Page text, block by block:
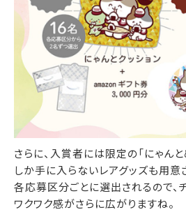
さらに、入賞者には限定の「にゃんと
しか手に入らないレアグッズも用意
各応募区分ごとに選出されるので、
ワクワク感がさらに広がりますね。